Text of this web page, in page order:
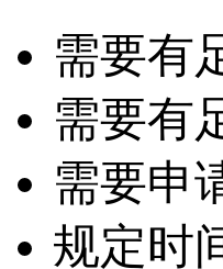
需要有
需要有
需要申
规定时